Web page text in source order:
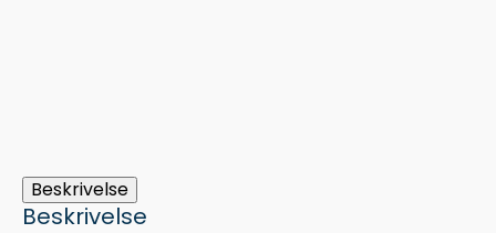
Beskrivelse
Beskrivelse